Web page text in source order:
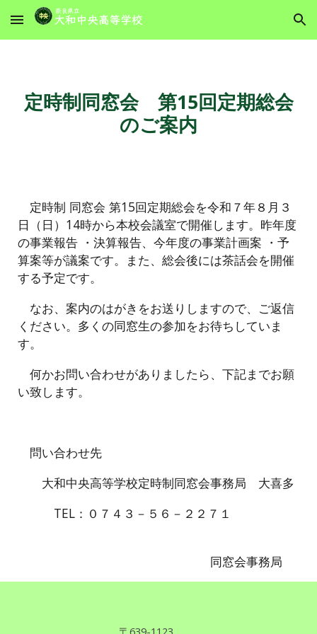
Skip to main content Skip to navigation
定時制同窓会 第15回定期総会
のご案内
定時制 同窓会 第15回定期総会を令和７年８月３
日（日）14時から本校会議室で開催します。昨年度
の事業報告 ・決算報告、今年度の事業計画案 ・予
算案等が議案です。また、総会後には茶話会を開催
する予定です。
なお、案内のはがきをお送りしますので、ご返信
ください。多くの同窓生の参加をお待ちしていま
す。
何かお問い合わせがありましたら、下記までお願
い致します。
問い合わせ先
大和中央高等学校定時制同窓会事務局 大喜多
TEL：０７４３－５６－２２７１
同窓会事務局
〒639-1123